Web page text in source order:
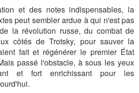
et des notes indispensables, la
peut sembler ardue à qui n'est pas
la révolution russe, du combat de
côtés de Trotsky, pour sauver la
fait et régénérer le premier État
passé l'obstacle, à sous les yeux
et fort enrichissant pour les